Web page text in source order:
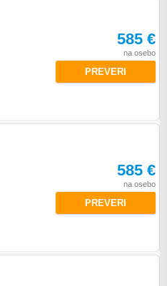
585 €
na osebo
PREVERI
585 €
na osebo
PREVERI